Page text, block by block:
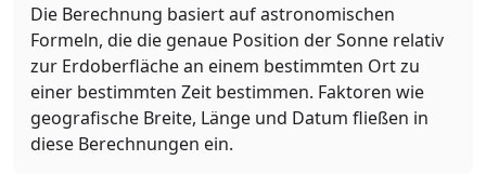
Die Berechnung basiert auf astronomischen
Formeln, die die genaue Position der Sonne relativ
zur Erdoberfläche an einem bestimmten Ort zu
einer bestimmten Zeit bestimmen. Faktoren wie
geografische Breite, Länge und Datum fließen in
diese Berechnungen ein.